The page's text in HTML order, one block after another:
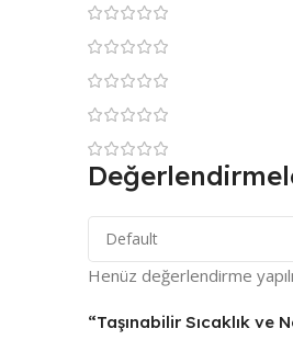
Henüz değerlendirme
“Taşınabilir Sıcaklık ve